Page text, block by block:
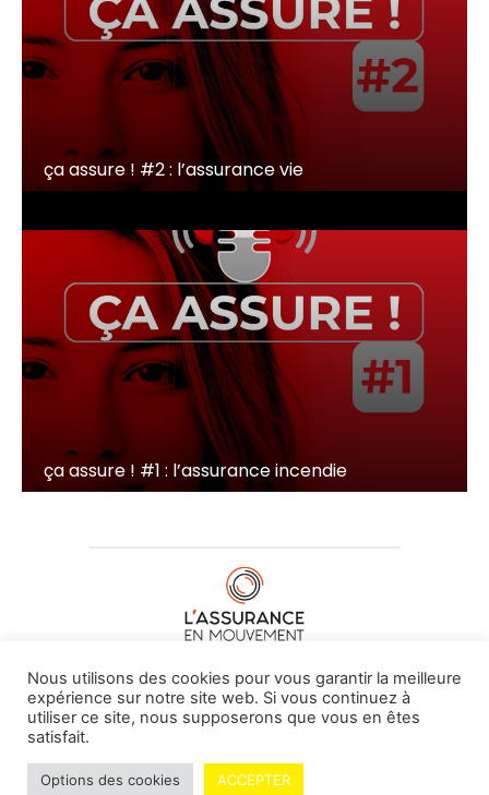
ça assure ! #2 : l’assurance vie
ça assure ! #1 : l’assurance incendie
À PROPOS DE NOUS•CONTACT
© L'assurance en mouvement -By Vovoxx Média
Nous utilisons des cookies pour vous garantir la meilleure
expérience sur notre site web. Si vous continuez à
utiliser ce site, nous supposerons que vous en êtes
satisfait.
Options des cookies ACCEPTER